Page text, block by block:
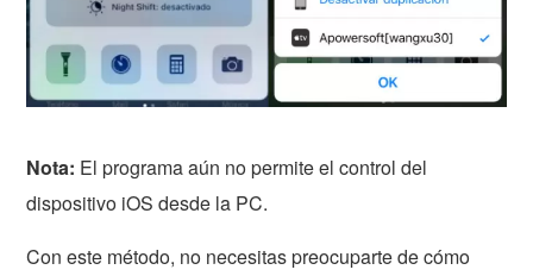
Nota: El programa aún no permite el control del
dispositivo iOS desde la PC.
Con este método, no necesitas preocuparte de cómo